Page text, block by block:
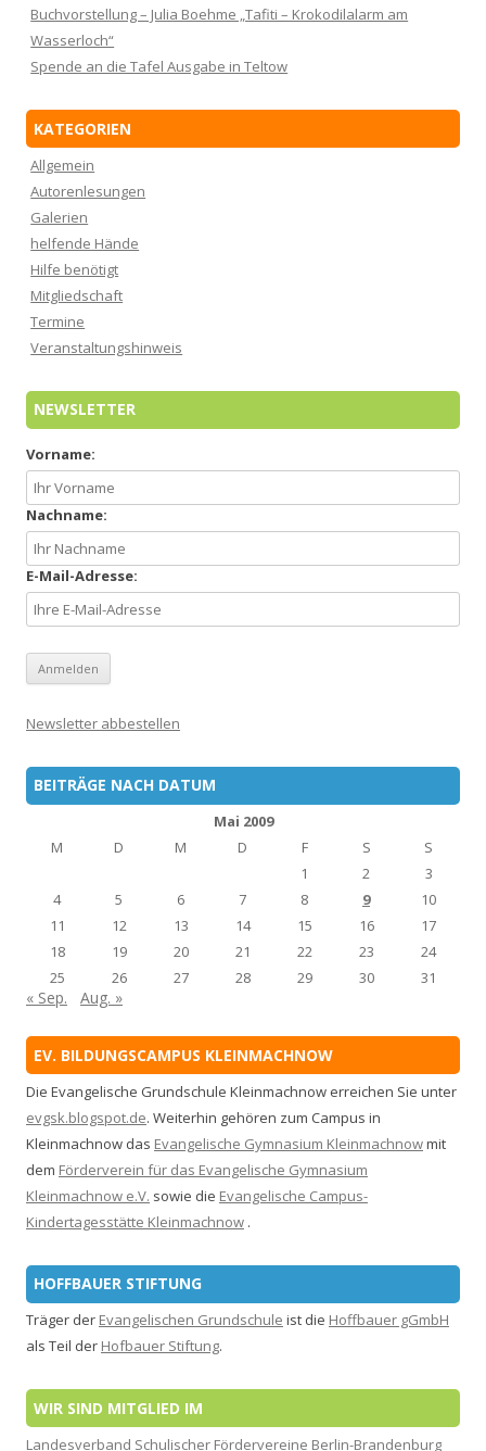
Buchvorstellung – Julia Boehme „Tafiti – Krokodilalarm am
Wasserloch“
Spende an die Tafel Ausgabe in Teltow
KATEGORIEN
Allgemein
Autorenlesungen
Galerien
helfende Hände
Hilfe benötigt
Mitgliedschaft
Termine
Veranstaltungshinweis
NEWSLETTER
Vorname:
Nachname:
E-Mail-Adresse:
Newsletter abbestellen
BEITRÄGE NACH DATUM
Mai 2009
M
D M D F S
S
1
2
3
4
5 6 7 8 9
10
11
12 13 14 15 16
17
18
19 20 21 22 23
24
25
26 27 28 29 30 31
« Sep. Aug. »
EV. BILDUNGSCAMPUS KLEINMACHNOW
Die Evangelische Grundschule Kleinmachnow erreichen Sie unter
evgsk.blogspot.de. Weiterhin gehören zum Campus in
Kleinmachnow das Evangelische Gymnasium Kleinmachnowmit
dem Förderverein für das Evangelische Gymnasium
Kleinmachnow e.V. sowie die Evangelische Campus-
Kindertagesstätte Kleinmachnow .
HOFFBAUER STIFTUNG
Träger der Evangelischen Grundschule ist die Hoffbauer gGmbH
als Teil der Hofbauer Stiftung.
WIR SIND MITGLIED IM
Landesverband Schulischer Fördervereine Berlin-Brandenburg